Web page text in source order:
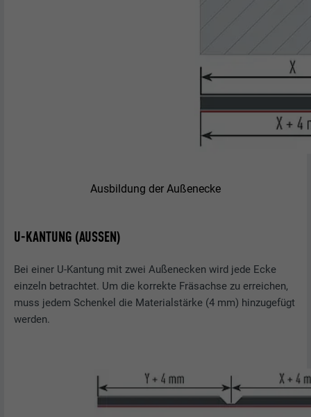
Ausbildung der Außenecke
U-KANTUNG (AUSSEN)
Bei einer U-Kantung mit zwei Außenecken wird jede Ecke
einzeln betrachtet. Um die korrekte Fräsachse zu erreichen,
muss jedem Schenkel die Materialstärke (4 mm) hinzugefügt
werden.